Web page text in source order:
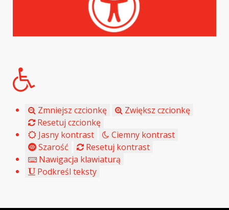
Zmniejsz czcionkę
Zwiększ czcionkę
Resetuj czcionkę
Jasny kontrast
Ciemny kontrast
Szarość
Resetuj kontrast
Nawigacja klawiaturą
Podkreśl teksty